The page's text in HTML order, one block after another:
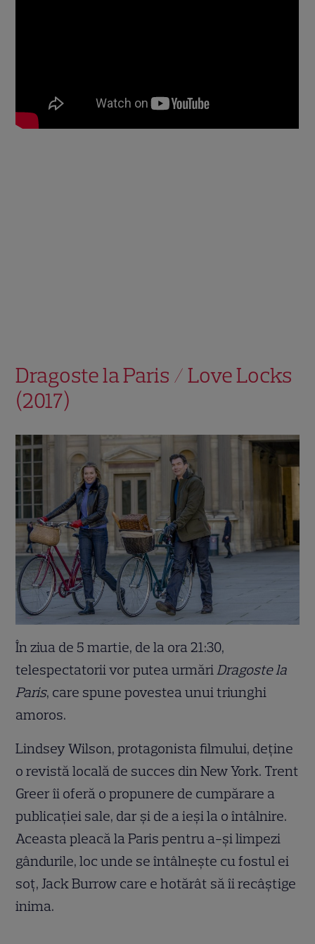
Dragoste la Paris / Love Locks
(2017)
În ziua de 5 martie, de la ora 21:30,
telespectatorii vor putea urmări Dragoste la
Paris, care spune povestea unui triunghi
amoros.
Lindsey Wilson, protagonista filmului, deține
o revistă locală de succes din New York. Trent
Greer îi oferă o propunere de cumpărare a
publicației sale, dar și de a ieși la o întâlnire.
Aceasta pleacă la Paris pentru a-și limpezi
gândurile, loc unde se întâlnește cu fostul ei
soț, Jack Burrow care e hotărât să îi recâștige
inima.